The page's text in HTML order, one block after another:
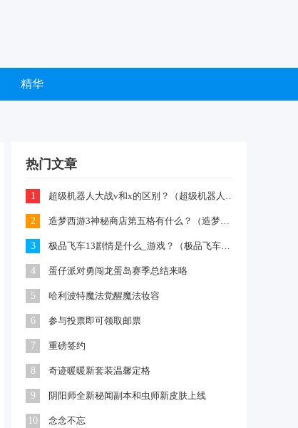
精华
热门文章
1 超级机器人大战v和x的区别？（超级机器人大战R）
2 造梦西游3神秘商店第五格有什么？（造梦西游3摇光石）
3 极品飞车13剧情是什么_游戏？（极品飞车13中文版）
4 蛋仔派对勇闯龙蛋岛赛季总结来咯
5 哈利波特魔法觉醒魔法妆容
6 参与投票即可领取邮票
7 重磅签约
8 奇迹暖暖新套装温馨定格
9 阴阳师全新秘闻副本和虫师新皮肤上线
10 念念不忘